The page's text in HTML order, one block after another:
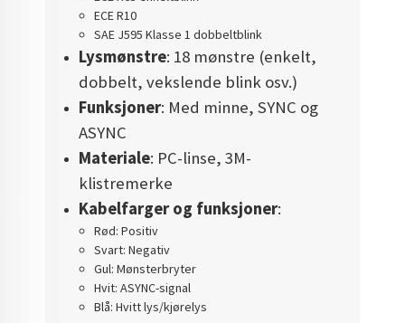
ECE R10
SAE J595 Klasse 1 dobbeltblink
Lysmønstre: 18 mønstre (enkelt,
dobbelt, vekslende blink osv.)
Funksjoner: Med minne, SYNC og
ASYNC
Materiale: PC-linse, 3M-
klistremerke
Kabelfarger og funksjoner:
Rød: Positiv
Svart: Negativ
Gul: Mønsterbryter
Hvit: ASYNC-signal
Blå: Hvitt lys/kjørelys